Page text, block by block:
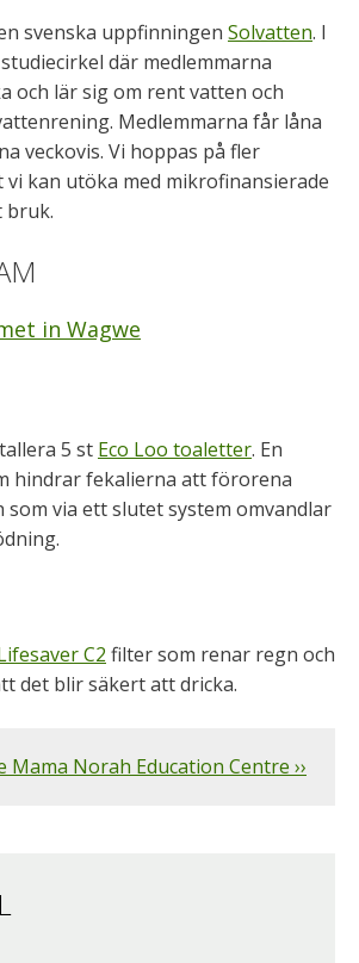
svenska uppfinningen Solvatten. I
där medlemmarna
och lär sig om rent vatten och
Medlemmarna får låna
veckovis. Vi hoppas på fler
kan utöka med mikrofinansierade
bruk.
in Wagwe
5 st Eco Loo toaletter. En
hindrar fekalierna att förorena
via ett slutet system omvandlar
C2 filter som renar regn och
det blir säkert att dricka.
Norah Education Centre ››